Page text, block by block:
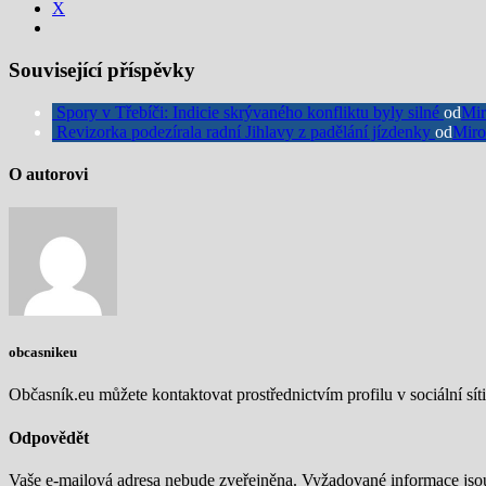
X
Související příspěvky
Spory v Třebíči: Indicie skrývaného konfliktu byly silné od
Revizorka podezírala radní Jihlavy z padělání jízdenky od
O autorovi
obcasnikeu
Občasník.eu můžete kontaktovat prostřednictvím profilu v sociální síti
Odpovědět
Vaše e-mailová adresa nebude zveřejněna. Vyžadované informace